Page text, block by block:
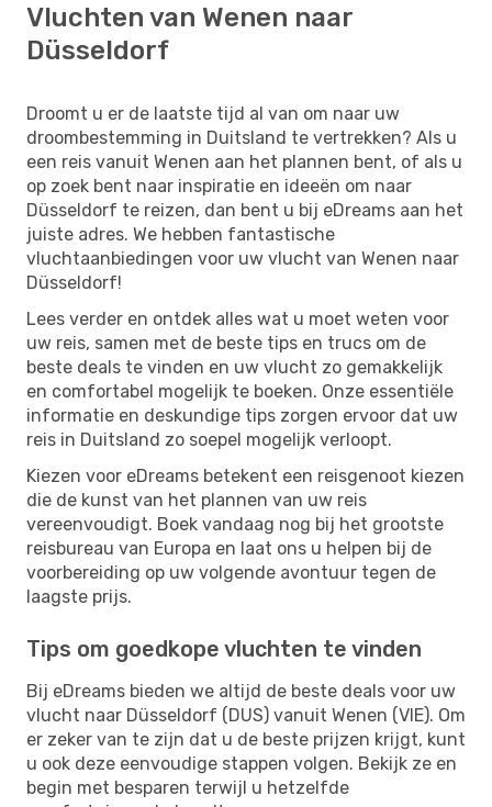
Vluchten van Wenen naar
Düsseldorf
Droomt u er de laatste tijd al van om naar uw
droombestemming in Duitsland te vertrekken? Als u
een reis vanuit Wenen aan het plannen bent, of als u
op zoek bent naar inspiratie en ideeën om naar
Düsseldorf te reizen, dan bent u bij eDreams aan het
juiste adres. We hebben fantastische
vluchtaanbiedingen voor uw vlucht van Wenen naar
Düsseldorf!
Lees verder en ontdek alles wat u moet weten voor
uw reis, samen met de beste tips en trucs om de
beste deals te vinden en uw vlucht zo gemakkelijk
en comfortabel mogelijk te boeken. Onze essentiële
informatie en deskundige tips zorgen ervoor dat uw
reis in Duitsland zo soepel mogelijk verloopt.
Kiezen voor eDreams betekent een reisgenoot kiezen
die de kunst van het plannen van uw reis
vereenvoudigt. Boek vandaag nog bij het grootste
reisbureau van Europa en laat ons u helpen bij de
voorbereiding op uw volgende avontuur tegen de
laagste prijs.
Tips om goedkope vluchten te vinden
Bij eDreams bieden we altijd de beste deals voor uw
vlucht naar Düsseldorf (DUS) vanuit Wenen (VIE). Om
er zeker van te zijn dat u de beste prijzen krijgt, kunt
u ook deze eenvoudige stappen volgen. Bekijk ze en
begin met besparen terwijl u hetzelfde